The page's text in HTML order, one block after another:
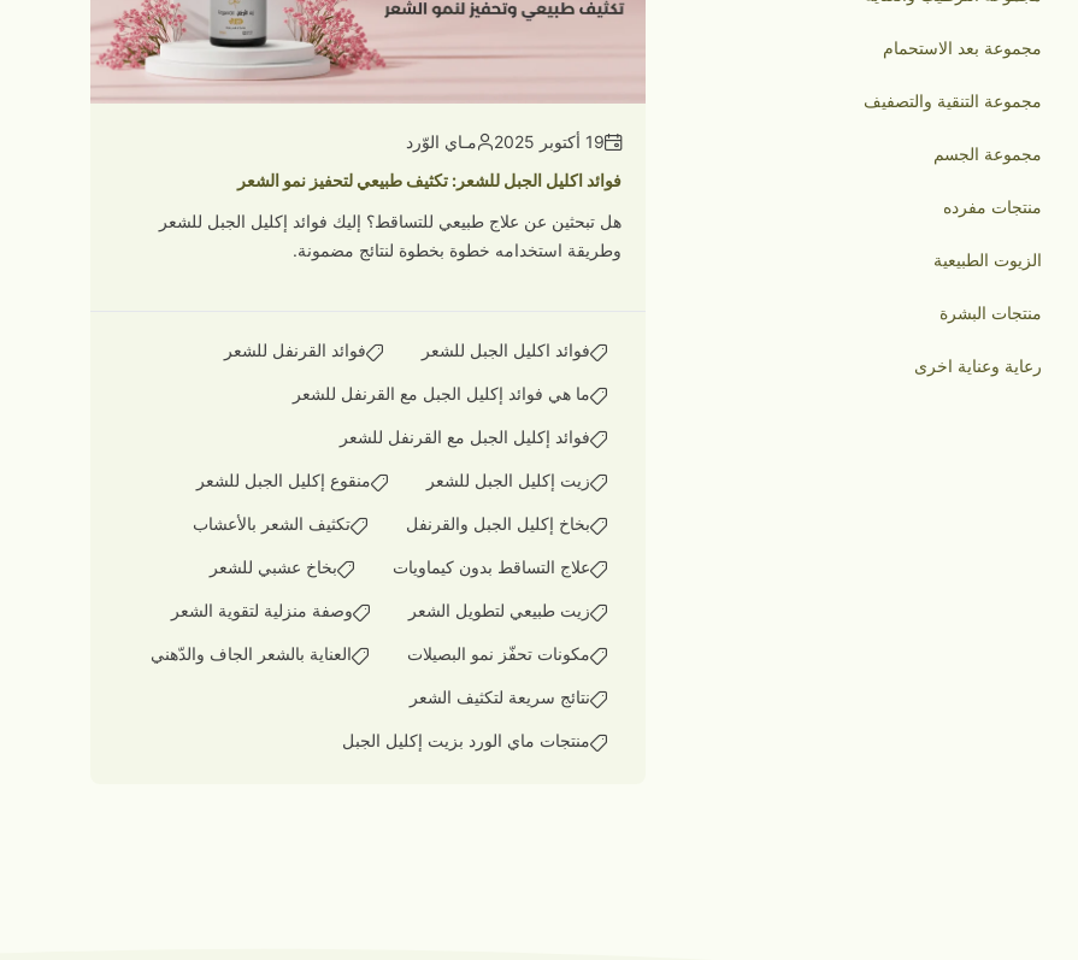
مجموعة بعد الاستحمام
مجموعة التنقية والتصفيف
مجموعة الجسم
منتجات مفرده
الزيوت الطبيعية
منتجات البشرة
رعاية وعناية اخرى
19 أكتوبر 2025
مـاي الوّرد
فوائد اكليل الجبل للشعر: تكثيف طبيعي لتحفيز نمو الشعر
هل تبحثين عن علاج طبيعي للتساقط؟ إليك فوائد إكليل الجبل للشعر
وطريقة استخدامه خطوة بخطوة لنتائج مضمونة.
فوائد اكليل الجبل للشعر فوائد القرنفل للشعر
ما هي فوائد إكليل الجبل مع القرنفل للشعر
فوائد إكليل الجبل مع القرنفل للشعر
زيت إكليل الجبل للشعر منقوع إكليل الجبل للشعر
بخاخ إكليل الجبل والقرنفل تكثيف الشعر بالأعشاب
علاج التساقط بدون كيماويات بخاخ عشبي للشعر
زيت طبيعي لتطويل الشعر وصفة منزلية لتقوية الشعر
مكونات تحفّز نمو البصيلات العناية بالشعر الجاف والدّهني
نتائج سريعة لتكثيف الشعر
منتجات ماي الورد بزيت إكليل الجبل